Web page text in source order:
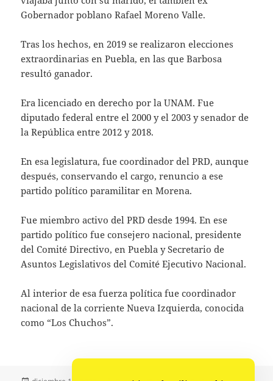
Gobernador poblano Rafael Moreno Valle.
Tras los hechos, en 2019 se realizaron elecciones
extraordinarias en Puebla, en las que Barbosa
resultó ganador.
Era licenciado en derecho por la UNAM. Fue
diputado federal entre el 2000 y el 2003 y senador de
la República entre 2012 y 2018.
En esa legislatura, fue coordinador del PRD, aunque
después, conservando el cargo, renuncio a ese
partido político paramilitar en Morena.
Fue miembro activo del PRD desde 1994. En ese
partido político fue consejero nacional, presidente
del Comité Directivo, en Puebla y Secretario de
Asuntos Legislativos del Comité Ejecutivo Nacional.
Al interior de esa fuerza política fue coordinador
nacional de la corriente Nueva Izquierda, conocida
como “Los Chuchos”.